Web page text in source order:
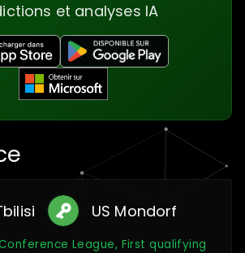
et analyses IA
US Mondorf
League, First qualifying